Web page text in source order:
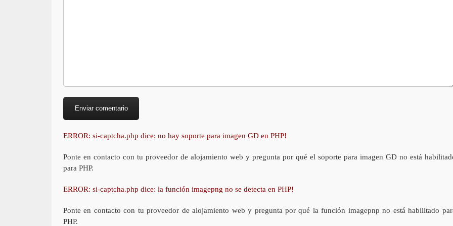
ERROR: si-captcha.php dice: no hay soporte para imagen GD en PHP!
Ponte en contacto con tu proveedor de alojamiento web y pregunta por qué el soporte para imagen GD no está
para PHP.
ERROR: si-captcha.php dice: la función imagepng no se detecta en PHP!
Ponte en contacto con tu proveedor de alojamiento web y pregunta por qué la función imagepnp no está habilitado
PHP.